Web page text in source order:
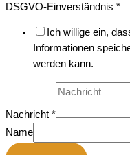
DSGVO-Einverständnis *
Ich willige ein,
Informationen
werden kann.
Nachricht *
Name